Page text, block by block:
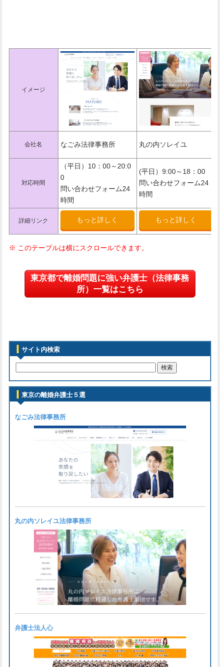
イメージ
会社名 なごみ法律事務所 丸の内ソレイユ
対応時間
（平日）10：00～20:0
0
問い合わせフォーム24
時間
(平日）9:00～18：00
問い合わせフォーム24
時間
詳細リンク もっと詳しく もっと詳しく
東京都で離婚問題に強い弁護士（法律事務
所）一覧はこちら
サイト内検索
東京の離婚弁護士５選
なごみ法律事務所
丸の内ソレイユ法律事務所
弁護士法人心